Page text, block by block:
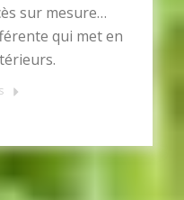
sur mesure…
qui met en